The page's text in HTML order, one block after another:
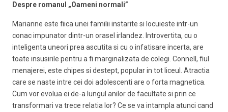
Despre romanul „Oameni normali”
Marianne este fiica unei familii instarite si locuieste intr-un
conac impunator dintr-un orasel irlandez. Introvertita, cu o
inteligenta uneori prea ascutita si cu o infatisare incerta, are
toate insusirile pentru a fi marginalizata de colegi. Connell, fiul
menajerei, este chipes si destept, popular in tot liceul. Atractia
care se naste intre cei doi adolescenti are o forta magnetica.
Cum vor evolua ei de-a lungul anilor de facultate si prin ce
transformari va trece relatia lor? Ce se va intampla atunci cand